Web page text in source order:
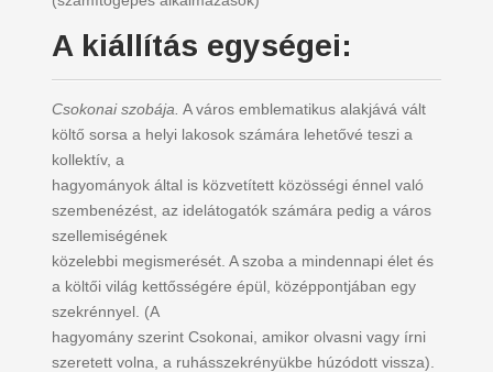
A kiállítás egységei:
Csokonai szobája. A város emblematikus alakjává vált
költő sorsa a helyi lakosok számára lehetővé teszi a
kollektív, a
hagyományok által is közvetített közösségi énnel való
szembenézést, az idelátogatók számára pedig a város
szellemiségének
közelebbi megismerését. A szoba a mindennapi élet és
a költői világ kettősségére épül, középpontjában egy
szekrénnyel. (A
hagyomány szerint Csokonai, amikor olvasni vagy írni
szeretett volna, a ruhásszekrényükbe húzódott vissza).